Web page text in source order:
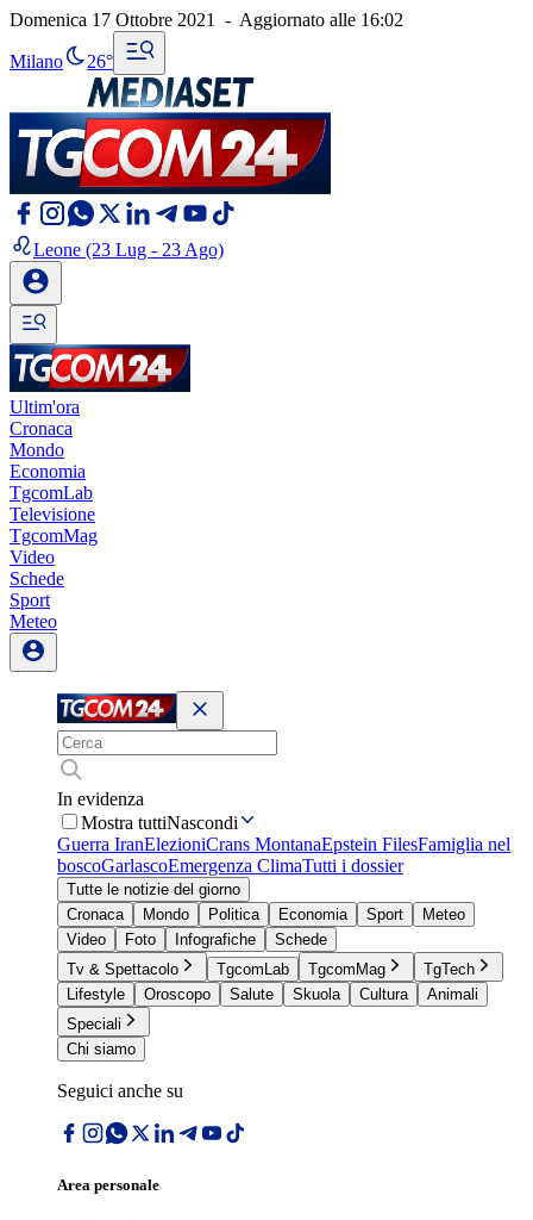
Domenica 17 Ottobre 2021 - Aggiornato alle 16:02
Milano 26°
Leone (23 Lug - 23 Ago)
Ultim'ora
Cronaca
Mondo
Economia
TgcomLab
Televisione
TgcomMag
Video
Schede
Sport
Meteo
In evidenza
Mostra tuttiNascondi
Guerra IranElezioniCrans MontanaEpstein FilesFamiglia nel
boscoGarlascoEmergenza ClimaTutti i dossier
Tutte le notizie del giorno
Cronaca
Mondo Politica Economia Sport
Meteo
Video
Foto Infografiche
Schede
Tv & Spettacolo
TgcomLab TgcomMag
TgTech
Lifestyle
Oroscopo Salute Skuola Cultura
Animali
Speciali
Chi siamo
Seguici anche su
Area personale